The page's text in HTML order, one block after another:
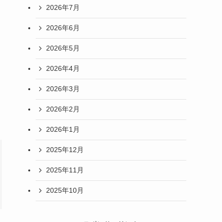
2026年7月
2026年6月
2026年5月
2026年4月
2026年3月
2026年2月
2026年1月
2025年12月
2025年11月
2025年10月